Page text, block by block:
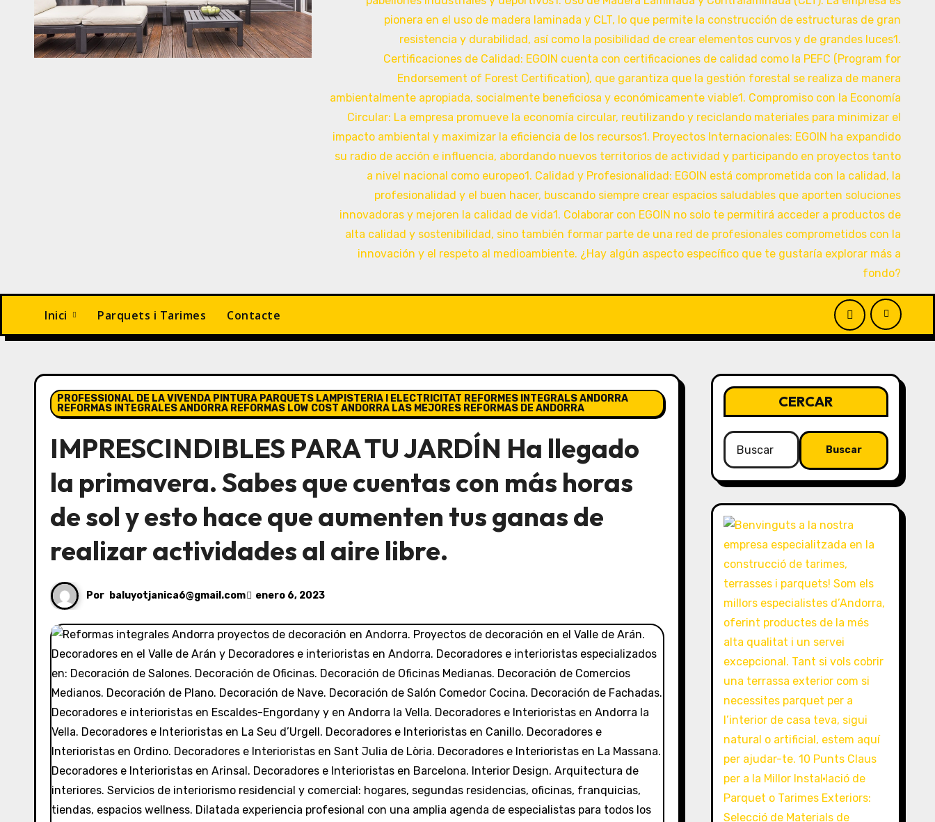
Inici Parquets i Tarimes Contacte
PROFESSIONAL DE LA VIVENDA PINTURA PARQUETS LAMPISTERIA I ELECTRICITAT REFORMES INTEGRALS ANDORRA
REFORMAS INTEGRALES ANDORRA REFORMAS LOW COST ANDORRA LAS MEJORES REFORMAS DE ANDORRA
IMPRESCINDIBLES PARA TU JARDÍN Ha llegado
la primavera. Sabes que cuentas con más horas
de sol y esto hace que aumenten tus ganas de
realizar actividades al aire libre.
Por baluyotjanica6@gmail.com enero 6, 2023
CERCAR
Buscar: